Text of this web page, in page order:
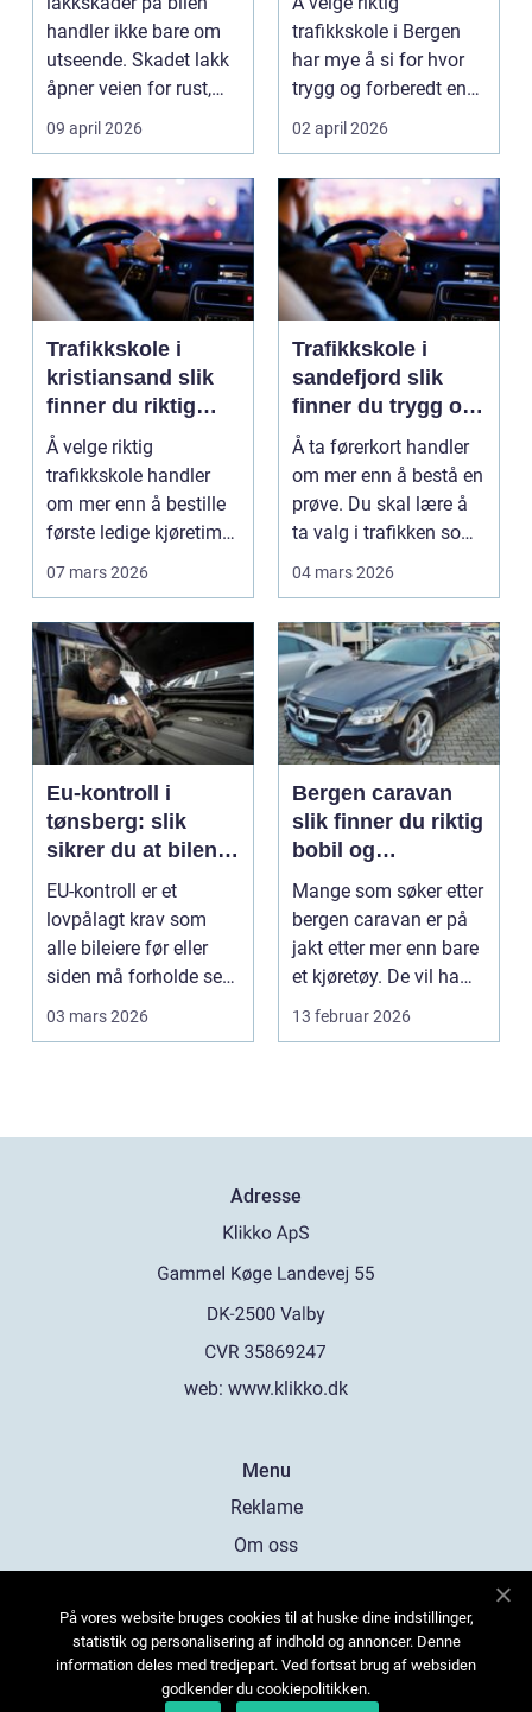
handler ikke bare om
utseende. Skadet lakk
åpner veien for rust,
verdifall og dy...
09 april 2026
førerkortet
trafikkskole i Bergen
har mye å si for hvor
trygg og forberedt en
elev føler seg når ...
02 april 2026
Trafikkskole i
kristiansand slik
finner du riktig
opplæring
Å velge riktig
trafikkskole handler
om mer enn å bestille
første ledige kjøretime.
For mange er føre...
07 mars 2026
Trafikkskole i
sandefjord slik
finner du trygg og
effektiv opplæring
Å ta førerkort handler
om mer enn å bestå en
prøve. Du skal lære å
ta valg i trafikken som
påvirker ...
04 mars 2026
Eu-kontroll i
tønsberg: slik
sikrer du at bilen
går gjennom
EU-kontroll er et
lovpålagt krav som
alle bileiere før eller
siden må forholde seg
til. For mange bl...
03 mars 2026
Bergen caravan
slik finner du riktig
bobil og
campingvogn på
vestlandet
Mange som søker etter
bergen caravan er på
jakt etter mer enn bare
et kjøretøy. De vil ha
frihet, fl...
13 februar 2026
Adresse
web: www.klikko.dk
Menu
Reklame
Om oss
Kontakt Oss
Sitemap
På vores website bruges cookies til at huske dine indstillinger,
statistik og personalisering af indhold og annoncer. Denne
information deles med tredjepart. Ved fortsat brug af websiden
godkender du cookiepolitikken.